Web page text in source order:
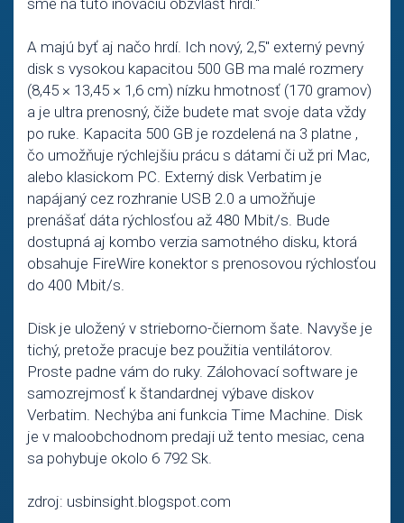
sme na túto inováciu obzvlášť hrdí."
A majú byť aj načo hrdí. Ich nový, 2,5" externý pevný
disk s vysokou kapacitou 500 GB ma malé rozmery
(8,45 × 13,45 × 1,6 cm) nízku hmotnosť (170 gramov)
a je ultra prenosný, čiže budete mat svoje data vždy
po ruke. Kapacita 500 GB je rozdelená na 3 platne ,
čo umožňuje rýchlejšiu prácu s dátami či už pri Mac,
alebo klasickom PC. Externý disk Verbatim je
napájaný cez rozhranie USB 2.0 a umožňuje
prenášať dáta rýchlosťou až 480 Mbit/s. Bude
dostupná aj kombo verzia samotného disku, ktorá
obsahuje FireWire konektor s prenosovou rýchlosťou
do 400 Mbit/s.
Disk je uložený v strieborno-čiernom šate. Navyše je
tichý, pretože pracuje bez použitia ventilátorov.
Proste padne vám do ruky. Zálohovací software je
samozrejmosť k štandardnej výbave diskov
Verbatim. Nechýba ani funkcia Time Machine. Disk
je v maloobchodnom predaji už tento mesiac, cena
sa pohybuje okolo 6 792 Sk.
zdroj: usbinsight.blogspot.com